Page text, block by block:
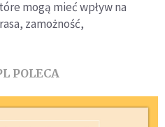
mogą mieć wpływ na
zamożność,
POLECA